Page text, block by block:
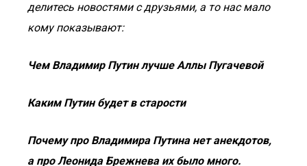
делитесь новостями с друзьями, а то нас мало
кому показывают:
Чем Владимир Путин лучше Аллы Пугачевой
Каким Путин будет в старости
Почему про Владимира Путина нет анекдотов,
а про Леонида Брежнева их было много.